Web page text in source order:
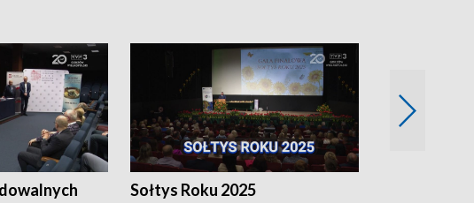
Sołtys Roku 2025